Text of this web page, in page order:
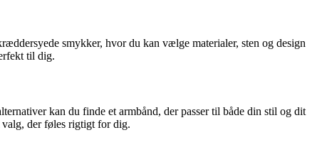
smykker, hvor du kan vælge materialer, sten og design
til dig.
kan du finde et armbånd, der passer til både din stil og dit
der føles rigtigt for dig.